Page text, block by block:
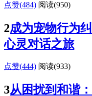
点赞(484) 阅读(950)
2成为宠物行为
心灵对话之旅
点赞(444) 阅读(933)
3从困扰到和谐